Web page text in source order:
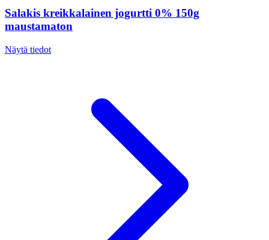
Salakis kreikkalainen jogurtti 0% 150g
maustamaton
Näytä tiedot